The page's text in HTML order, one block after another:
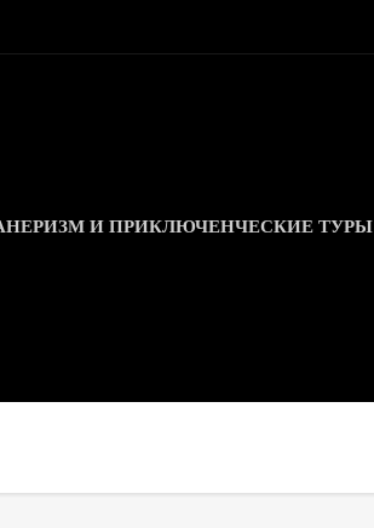
И ПРИКЛЮЧЕНЧЕСКИЕ ТУРЫ